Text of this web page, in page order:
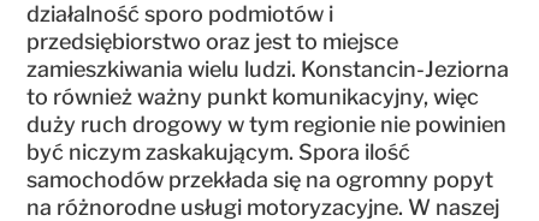
działalność sporo podmiotów i
przedsiębiorstwo oraz jest to miejsce
zamieszkiwania wielu ludzi. Konstancin-Jeziorna
to również ważny punkt komunikacyjny, więc
duży ruch drogowy w tym regionie nie powinien
być niczym zaskakującym. Spora ilość
samochodów przekłada się na ogromny popyt
na różnorodne usługi motoryzacyjne. W naszej